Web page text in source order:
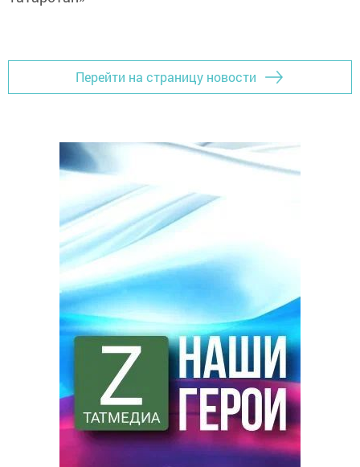
Перейти на страницу новости